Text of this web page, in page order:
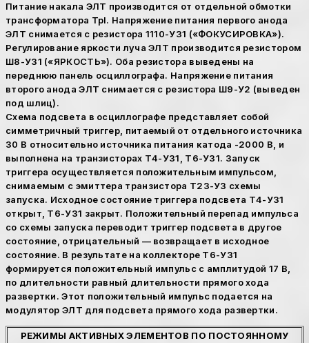
Питание накала ЭЛТ производится от отдельной обмотки
трансформатора Tpl. Напряжение питания первого анода
ЭЛТ снимается с резистора 1110-У31 («ФОКУСИРОВКА»).
Регулирование яркости луча ЭЛТ производится резистором
Ш8-У31 («ЯРКОСТЬ»). Оба резистора выведены на
переднюю панель осциллографа. Напряжение питания
второго анода ЭЛТ снимается с резистора Ш9-У2 (выведен
под шлиц).
Схема подсвета в осциллографе представляет собой
симметричный триггер, питаемый от отдельного источника
30 В относительно источника питания катода -2000 В, и
выполнена на транзисторах Т4-У31, Т6-У31. Запуск
триггера осуществляется положительным импульсом,
снимаемым с эмиттера транзистора Т23-УЗ схемы
запуска. Исходное состояние триггера подсвета Т4-У31
открыт, Т6-У31 закрыт. Положительный перепад импульса
со схемы запуска переводит триггер подсвета в другое
состояние, отрицательный — возвращает в исходное
состояние. В результате на коллекторе Т6-У31
формируется положительный импульс с амплитудой 17 В,
по длительности равный длительности прямого хода
развертки. Этот положительный импульс подается на
модулятор ЭЛТ для подсвета прямого хода развертки.
РЕЖИМЫ АКТИВНЫХ ЭЛЕМЕНТОВ ПО ПОСТОЯННОМУ